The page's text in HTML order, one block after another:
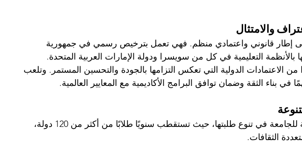
والامتثال
إطار قانوني واعتمادي منظم. فهي تعمل بترخيص رسمي في جمهورية
بالأنظمة التعليمية في كل من سويسرا ودولة الإمارات العربية المتحدة.
الاعتمادات الدولية التي تعكس التزامها بالجودة والتحسين المستمر. وتلعب
في بناء الثقة وضمان توافق البرامج الأكاديمية مع المعايير العالمية.
تنعكس الطبيعة العالمية للجامعة في تنوع طلبتها، حيث تستقطب سنويًا طلابًا من أكثر من 120 دولة،
الثقافات.